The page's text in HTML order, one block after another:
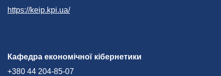
https://keip.kpi.ua/
Кафедра економічної кібернетики
+380 44 204-85-07